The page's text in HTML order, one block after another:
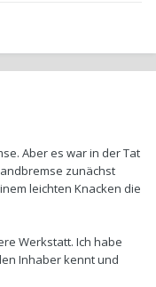
Aber es war in der Tat
zunächst
leichten Knacken die
Werkstatt. Ich habe
Inhaber kennt und